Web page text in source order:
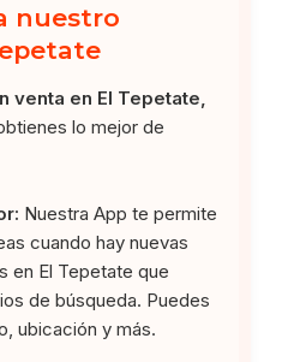
nuestro
venta en El Tepetate,
lo mejor de
Nuestra App te permite
cuando hay nuevas
en El Tepetate que
de búsqueda. Puedes
ubicación y más.